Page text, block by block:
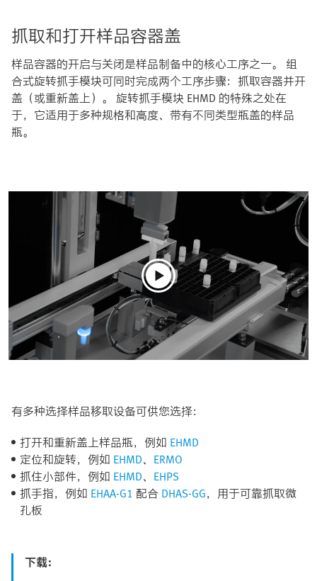
抓取和打开样品容器盖
样品容器的开启与关闭是样品制备中的核心工序之一。 组
合式旋转抓手模块可同时完成两个工序步骤：抓取容器并开
盖（或重新盖上）。 旋转抓手模块 EHMD 的特殊之处在
于，它适用于多种规格和高度、带有不同类型瓶盖的样品
瓶。
有多种选择样品移取设备可供您选择：
打开和重新盖上样品瓶，例如 EHMD
定位和旋转，例如 EHMD、 ERMO
抓住小部件，例如 EHMD、 EHPS
抓手指，例如 EHAA-G1 配合 DHAS-GG，用于可靠抓取微
孔板
下载：